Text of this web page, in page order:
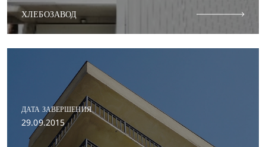
ХЛЕБОЗАВОД
ДАТА ЗАВЕРШЕНИЯ
29.09.2015